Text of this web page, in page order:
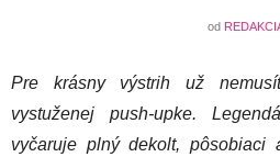
od
Pre krásny výstrih už
vystuženej push-upke.
vyčaruje plný dekolt, pôsobiaci